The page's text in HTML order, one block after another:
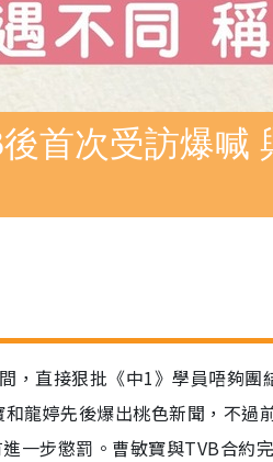
首次受訪爆喊
，直接狠批《中1》學員唔夠團
龍婷先後爆出桃色新聞，不過
一步懲罰。曹敏寶與TVB合約